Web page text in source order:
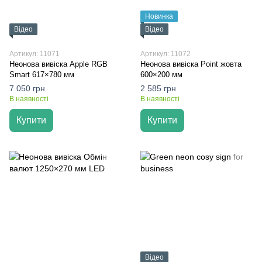
Відео
Артикул: 11071
Неонова вивіска Apple RGB
Smart 617×780 мм
7 050 грн
В наявності
Купити
Новинка
Відео
Артикул: 11072
Неонова вивіска Point жовта
600×200 мм
2 585 грн
В наявності
Купити
Відео